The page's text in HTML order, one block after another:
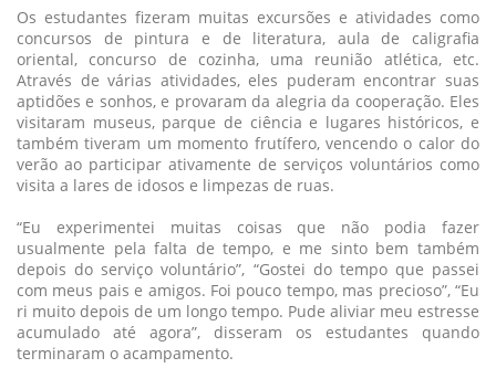
Os estudantes fizeram muitas excursões e atividades como
concursos de pintura e de literatura, aula de caligrafia
oriental, concurso de cozinha, uma reunião atlética, etc.
Através de várias atividades, eles puderam encontrar suas
aptidões e sonhos, e provaram da alegria da cooperação. Eles
visitaram museus, parque de ciência e lugares históricos, e
também tiveram um momento frutífero, vencendo o calor do
verão ao participar ativamente de serviços voluntários como
visita a lares de idosos e limpezas de ruas.
“Eu experimentei muitas coisas que não podia fazer
usualmente pela falta de tempo, e me sinto bem também
depois do serviço voluntário”, “Gostei do tempo que passei
com meus pais e amigos. Foi pouco tempo, mas precioso”, “Eu
ri muito depois de um longo tempo. Pude aliviar meu estresse
acumulado até agora”, disseram os estudantes quando
terminaram o acampamento.